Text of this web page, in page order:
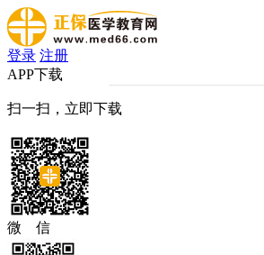
登录 注册
APP下载
扫一扫，立即下载
微 信